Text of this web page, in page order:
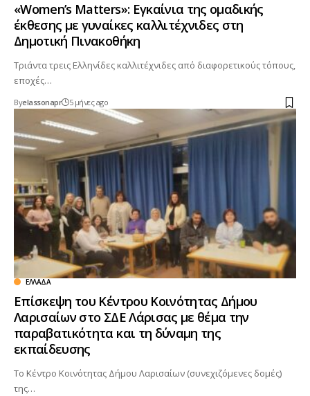
«Women’s Matters»: Εγκαίνια της ομαδικής
έκθεσης με γυναίκες καλλιτέχνιδες στη
Δημοτική Πινακοθήκη
Τριάντα τρεις Ελληνίδες καλλιτέχνιδες από διαφορετικούς τόπους,
εποχές…
Byelassonapr 5 μήνες ago
ΕΛΛΆΔΑ
Επίσκεψη του Κέντρου Κοινότητας Δήμου
Λαρισαίων στο ΣΔΕ Λάρισας με θέμα την
παραβατικότητα και τη δύναμη της
εκπαίδευσης
Το Κέντρο Κοινότητας Δήμου Λαρισαίων (συνεχιζόμενες δομές)
της…